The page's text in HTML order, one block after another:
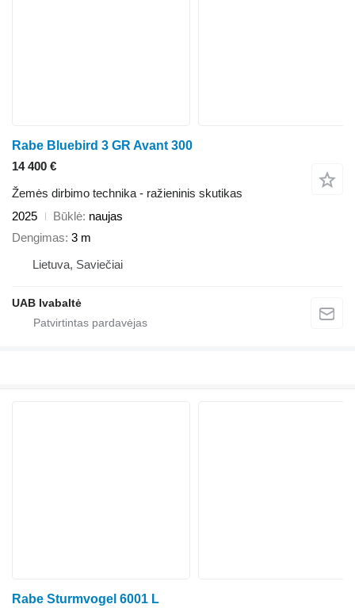
Rabe Bluebird 3 GR Avant 300
14 400 €
Žemės dirbimo technika - ražieninis skutikas
2025
Būklė naujas
Dengimas 3 m
Lietuva, Saviečiai
UAB Ivabaltė
Rabe Sturmvogel 6001 L